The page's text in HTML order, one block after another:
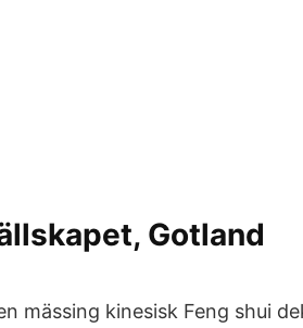
Gotland
mässing kinesisk Feng shui